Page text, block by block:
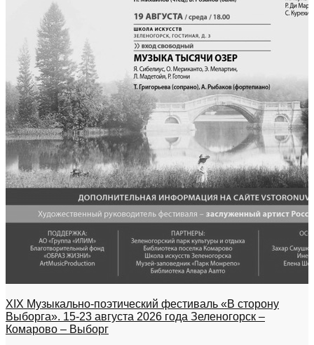
XIX Музыкально-поэтический фестиваль «В сторону
Выборга». 15-23 августа 2026 года Зеленогорск –
Комарово – Выборг